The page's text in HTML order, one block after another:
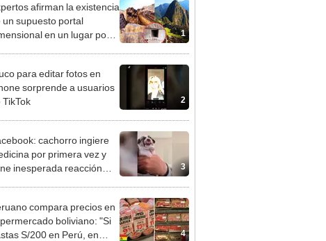
1
afirman la existencia
un supuesto portal
en un lugar poco
2
para editar fotos en
sorprende a usuarios
TikTok
3
cachorro ingiere
por primera vez y
inesperada reacción
4
compara precios en
boliviano: "Si
S/200 en Perú, en